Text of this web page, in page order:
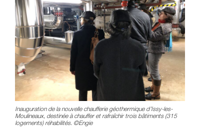
Inauguration de la nouvelle chaufferie géothermique d’Issy-les-
Moulineaux, destinée à chauffer et rafraîchir trois bâtiments (315
logements) réhabilités. ©Engie